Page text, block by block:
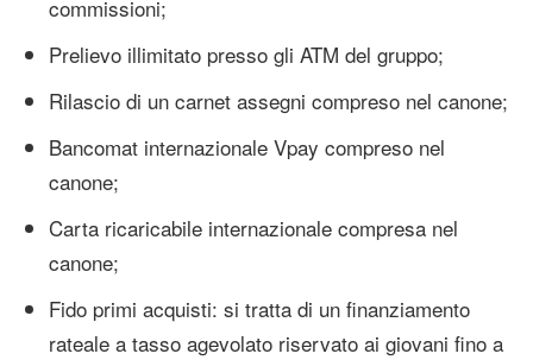
commissioni;
Prelievo illimitato presso gli ATM del gruppo;
Rilascio di un carnet assegni compreso nel canone;
Bancomat internazionale Vpay compreso nel
canone;
Carta ricaricabile internazionale compresa nel
canone;
Fido primi acquisti: si tratta di un finanziamento
rateale a tasso agevolato riservato ai giovani fino a